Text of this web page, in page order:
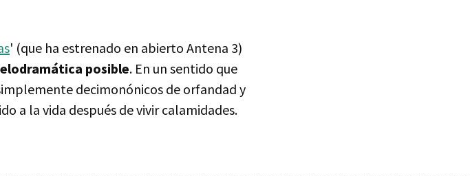
' (que ha estrenado en abierto Antena 3)
posible. En un sentido que
decimonónicos de orfandad y
a la vida después de vivir calamidades.